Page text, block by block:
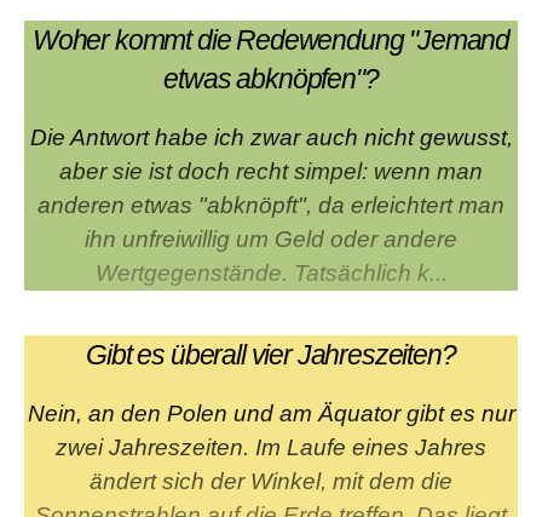
Woher kommt die Redewendung "Jemand
etwas abknöpfen"?
Die Antwort habe ich zwar auch nicht gewusst,
aber sie ist doch recht simpel: wenn man
anderen etwas "abknöpft", da erleichtert man
ihn unfreiwillig um Geld oder andere
Wertgegenstände. Tatsächlich k...
Gibt es überall vier Jahreszeiten?
Nein, an den Polen und am Äquator gibt es nur
zwei Jahreszeiten. Im Laufe eines Jahres
ändert sich der Winkel, mit dem die